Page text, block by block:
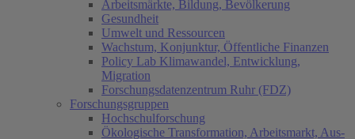
Arbeitsmärkte, Bildung, Bevölkerung
Gesundheit
Umwelt und Ressourcen
Wachstum, Konjunktur, Öffentliche Finanzen
Policy Lab Klimawandel, Entwicklung,
Migration
Forschungsdatenzentrum Ruhr (FDZ)
Forschungsgruppen
Hochschulforschung
Ökologische Transformation, Arbeitsmarkt, Aus-